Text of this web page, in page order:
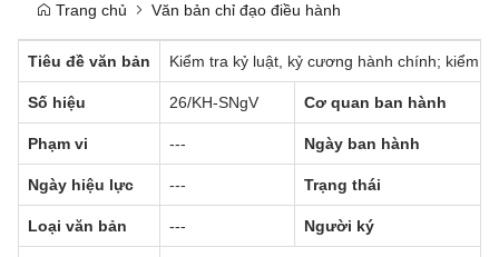
Trang chủ Văn bản chỉ đạo điều hành
Tiêu đề văn bản Kiểm tra kỷ luật, kỷ cương hành chính; kiểm
Số hiệu 26/KH-SNgV Cơ quan ban hành
Phạm vi --- Ngày ban hành
Ngày hiệu lực --- Trạng thái
Loại văn bản --- Người ký